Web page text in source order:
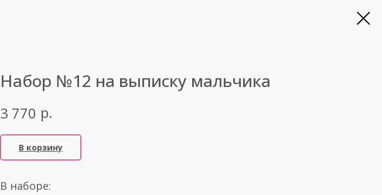
Набор №12 на выписку мальчика
3 770 р.
В корзину
В наборе: